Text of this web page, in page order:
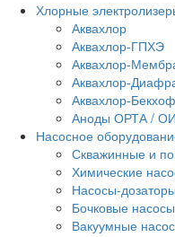
Хлорные
Аквахлор
Аквахлор-ГПХЭ
Аквахлор-
Аквахлор-
Аквахлор-
Аноды ОРТА /
Насосное
Скважинные и
Химические
Насосы-дозаторы
Бочковые насосы
Вакуумные